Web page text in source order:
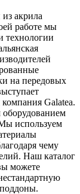
акрила
работе мы
технологии
на передовых
Galatea.
используем
чему
Наш каталог
можете